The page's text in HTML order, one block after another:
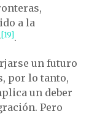
a la
[19].
un futuro
por lo tanto,
un deber
Pero